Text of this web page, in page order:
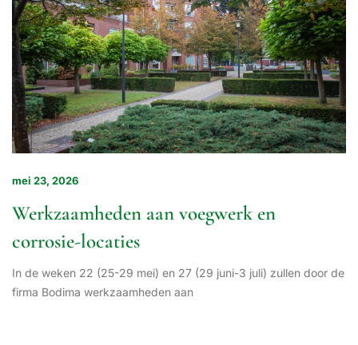
mei 23, 2026
Werkzaamheden aan voegwerk en
corrosie-locaties
In de weken 22 (25-29 mei) en 27 (29 juni-3 juli) zullen door de
firma Bodima werkzaamheden aan